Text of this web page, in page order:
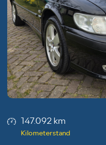
147.092 km
Kilometerstand